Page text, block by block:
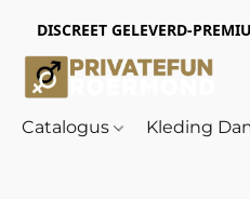
DISCREET GELEVERD-
Catalogus Kleding